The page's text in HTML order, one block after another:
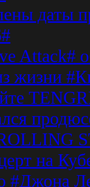
даты
Attack#
жизни
на
#Джона